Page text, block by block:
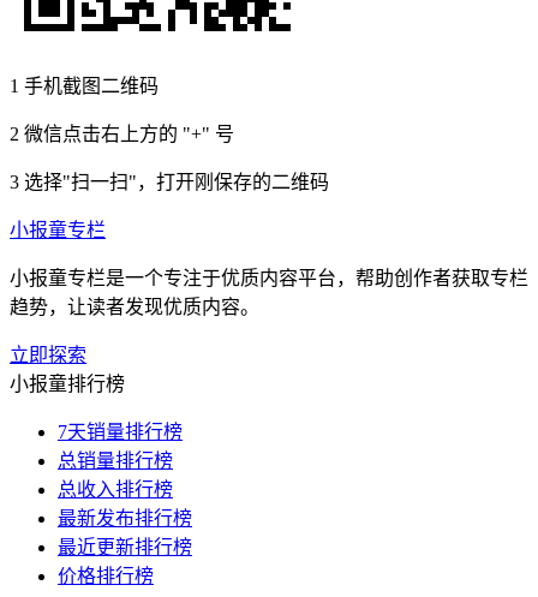
1 手机截图二维码
2 微信点击右上方的 "+" 号
3 选择"扫一扫"，打开刚保存的二维码
小报童专栏
小报童专栏是一个专注于优质内容平台，帮助创作者获取专栏
趋势，让读者发现优质内容。
立即探索
小报童排行榜
7天销量排行榜
总销量排行榜
总收入排行榜
最新发布排行榜
最近更新排行榜
价格排行榜